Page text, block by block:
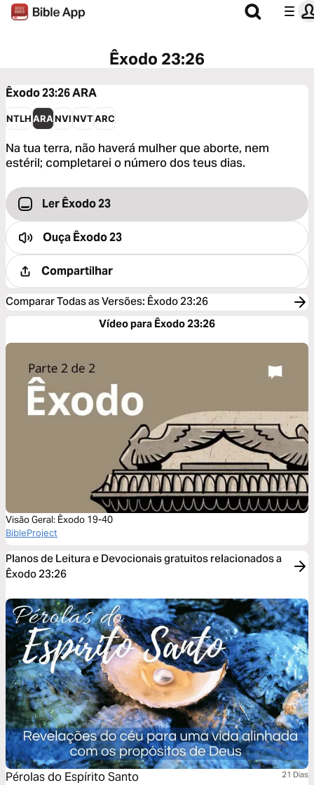
Êxodo 23:26
Êxodo 23:26ARA
NTLHARANVINVTARC
Na tua terra, não haverá mulher que aborte, nem
estéril; completarei o número dos teus dias.
Ler Êxodo 23
OuçaÊxodo 23
Compartilhar
Comparar Todas as Versões: Êxodo 23:26
Vídeo para Êxodo 23:26
Visão Geral: Êxodo 19-40
BibleProject
Planos de Leitura e Devocionais gratuitos relacionados a
Êxodo 23:26
Pérolas do Espírito Santo 21 Dias